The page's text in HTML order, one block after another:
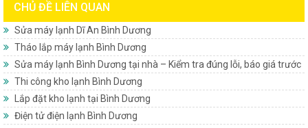
CHỦ ĐỀ LIÊN QUAN
Sửa máy lạnh Dĩ An Bình Dương
Tháo lắp máy lạnh Bình Dương
Sửa máy lạnh Bình Dương tại nhà – Kiểm tra đúng lỗi, báo giá trước
Thi công kho lạnh Bình Dương
Lắp đặt kho lạnh tại Bình Dương
Điện tử điện lạnh Bình Dương